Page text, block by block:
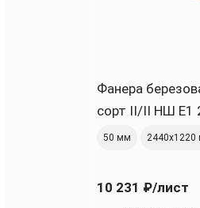
Фанера
сорт II/II НШ Е1
50 мм 2440х1220
10 231 ₽/лист